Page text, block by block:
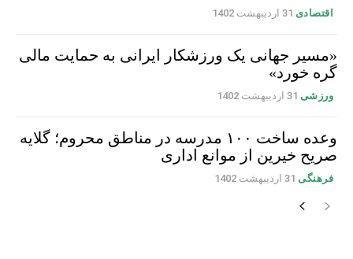
اقتصادی 31 اردیبهشت 1402
«مسیر جهانی یک ورزشکار ایرانی به حمایت مالی
گره خورد»
ورزشی 31 اردیبهشت 1402
وعده ساخت ۱۰۰ مدرسه در مناطق محروم؛ گلایه
صریح خیرین از موانع اداری
فرهنگی 31 اردیبهشت 1402